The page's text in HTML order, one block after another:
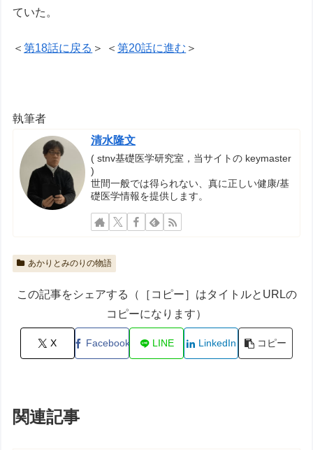
ていた。
＜第18話に戻る ＞ ＜第20話に進む ＞
執筆者
清水隆文
( stnv基礎医学研究室，当サイトの keymaster
)
世間一般では得られない、真に正しい健康/基
礎医学情報を提供します。
あかりとみのりの物語
この記事をシェアする（［コピー］はタイトルとURLの
コピーになります）
X Facebook LINE LinkedIn コピー
関連記事